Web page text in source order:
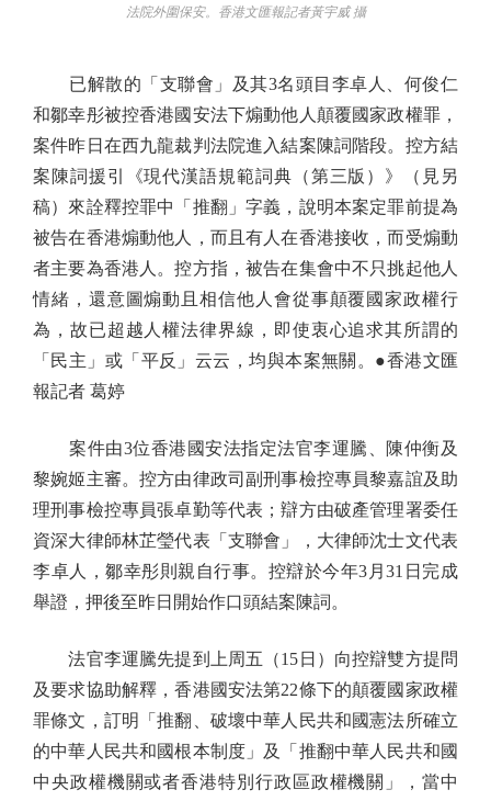
法院外圍保安。香港文匯報記者黃宇威 攝
已解散的「支聯會」及其3名頭目李卓人、何俊仁
和鄒幸彤被控香港國安法下煽動他人顛覆國家政權罪，
案件昨日在西九龍裁判法院進入結案陳詞階段。控方結
案陳詞援引《現代漢語規範詞典（第三版）》（見另
稿）來詮釋控罪中「推翻」字義，說明本案定罪前提為
被告在香港煽動他人，而且有人在香港接收，而受煽動
者主要為香港人。控方指，被告在集會中不只挑起他人
情緒，還意圖煽動且相信他人會從事顛覆國家政權行
為，故已超越人權法律界線，即使衷心追求其所謂的
「民主」或「平反」云云，均與本案無關。●香港文匯
報記者 葛婷
案件由3位香港國安法指定法官李運騰、陳仲衡及
黎婉姬主審。控方由律政司副刑事檢控專員黎嘉誼及助
理刑事檢控專員張卓勤等代表；辯方由破產管理署委任
資深大律師林芷瑩代表「支聯會」，大律師沈士文代表
李卓人，鄒幸彤則親自行事。控辯於今年3月31日完成
舉證，押後至昨日開始作口頭結案陳詞。
法官李運騰先提到上周五（15日）向控辯雙方提問
及要求協助解釋，香港國安法第22條下的顛覆國家政權
罪條文，訂明「推翻、破壞中華人民共和國憲法所確立
的中華人民共和國根本制度」及「推翻中華人民共和國
中央政權機關或者香港特別行政區政權機關」，當中